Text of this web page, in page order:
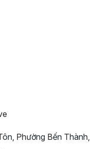
Phường Bến Thành,